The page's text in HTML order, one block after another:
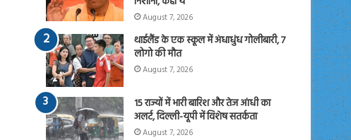
August 7, 2026
थाईलैंड के एक स्कूल में अंधाधुंध गोलीबारी, 7
लोगो की मौत
August 7, 2026
15 राज्यों में भारी बारिश और तेज आंधी का
अलर्ट, दिल्ली-यूपी में विशेष सतर्कता
August 7, 2026